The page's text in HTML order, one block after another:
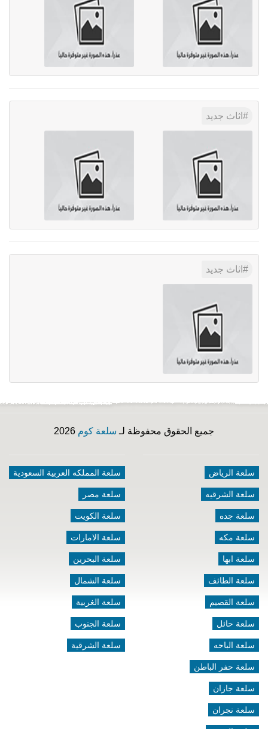
اثاث جديد
اثاث جديد
جميع الحقوق محفوظة لـ سلعة كوم
سلعة الرياض
سلعة الشرقيه
سلعة جده
سلعة مكه
سلعة ابها
سلعة الطائف
سلعة القصيم
سلعة حائل
سلعة الباحه
سلعة حفر الباطن
سلعة جازان
سلعة نجران
سلعة المملكه العربية السعودية
سلعة مصر
سلعة الكويت
سلعة الامارات
سلعة البحرين
سلعة الشمال
سلعة الغربية
سلعة الجنوب
سلعة الشرقية